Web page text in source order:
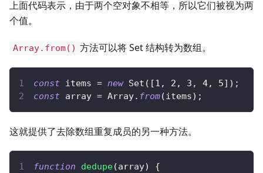
上面代码表示，由于两个空对象不相等，所以它们被视为两
个值。
Array.from() 方法可以将 Set 结构转为数组。
const items = new Set ( [1 , 2 , 3 , 4, 5] ) ;
const array = Array. from(items) ;
这就提供了去除数组重复成员的另一种方法。
function dedupe(array)
{